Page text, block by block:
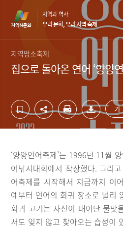
영
역
지역과 역사
우리 문화, 우리 지역 축제
지역명소축제
집으로 돌아온 연어 ‘양양
가
‘양양연어축제’는 1996년 11월
어낚시대회에서 착상했다. 그리
어축제를 시작해서 지금까지 이
예부터 연어의 회귀 장소로 널리
회귀 고기는 자신이 태어난 물맛
서도 잊지 않고 찾아오는 습성이